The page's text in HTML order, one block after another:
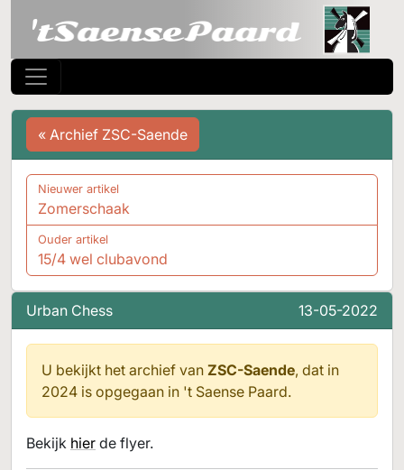
Urban Chess 13-05-2022
U bekijkt het archief van ZSC-Saende, dat in
2024 is opgegaan in 't Saense Paard.
Bekijk hier de flyer.
« Archief ZSC-Saende
Nieuwer artikel
Zomerschaak
Ouder artikel
15/4 wel clubavond